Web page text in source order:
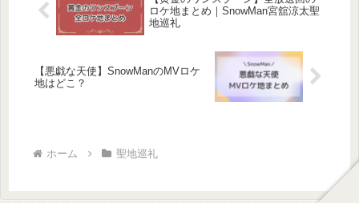
ロケ地まとめ｜SnowMan宮舘涼太聖
地巡礼
【悪戯な天使】SnowManのMVロケ
地はどこ？
ホーム 聖地巡礼